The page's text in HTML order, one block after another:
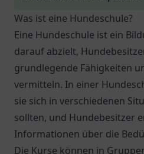
Was ist eine Hundeschule?
Eine Hundeschule ist ein
darauf abzielt,
grundlegende Fähigkeiten
vermitteln. In einer
sie sich in verschiedenen
sollten, und Hundebesitzer
Informationen über die
Die Kurse können in